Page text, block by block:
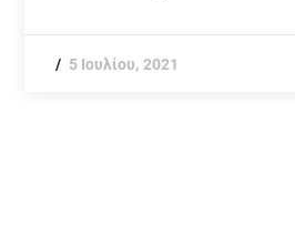
5 Ιουλίου, 2021